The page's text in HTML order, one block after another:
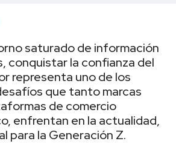
saturado de información
conquistar la confianza del
representa uno de los
que tanto marcas
de comercio
enfrentan en la actualidad,
para la Generación Z.